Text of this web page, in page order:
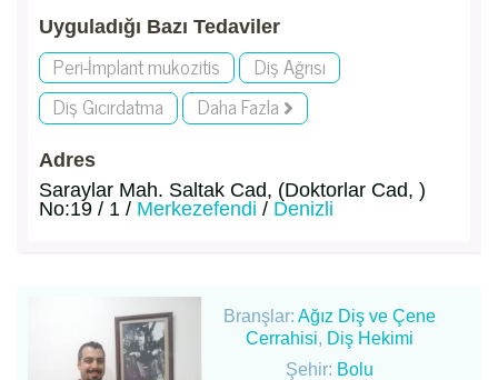
Uyguladığı Bazı Tedaviler
Peri-İmplant mukozitis
Diş Ağrısı
Diş Gıcırdatma
Daha Fazla
Adres
Saraylar Mah. Saltak Cad, (Doktorlar Cad, )
No:19 / 1 / Merkezefendi / Denizli
Branşlar: Ağız Diş ve Çene
Cerrahisi, Diş Hekimi
Şehir: Bolu